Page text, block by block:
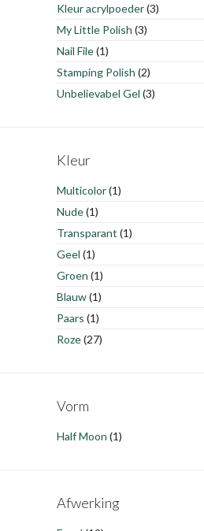
Kleur acrylpoeder(3)
My Little Polish (3)
Nail File(1)
Stamping Polish (2)
Unbelievabel Gel (3)
Kleur
Multicolor(1)
Nude(1)
Transparant (1)
Geel (1)
Groen (1)
Blauw(1)
Paars (1)
Roze(27)
Vorm
Half Moon (1)
Afwerking